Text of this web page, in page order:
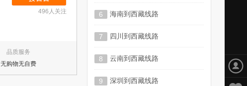
496人关注
品质服务
无购物无自费
6 海南到西藏线路
7 四川到西藏线路
8 云南到西藏线路
9 深圳到西藏线路